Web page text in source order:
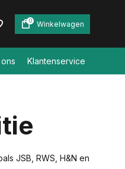
aanmaken
0 Winkelwagen
Klantenservice
JSB, RWS, H&N en